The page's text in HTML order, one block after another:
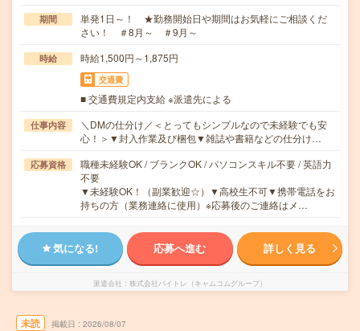
期間
単発1日～！ ★勤務開始日や期間はお気軽にご相談くだ
さい！ ＃8月～ ＃9月～
時給 時給1,500円～1,875円
交通費
■ 交通費規定内支給 ※派遣先による
仕事内容
＼DMの仕分け／＜とってもシンプルなので未経験でも安
心！＞▼封入作業及び梱包▼雑誌や書籍などの仕分け…
応募資格
職種未経験OK / ブランクOK / パソコンスキル不要 / 英語力
不要
▼未経験OK！（副業歓迎☆）▼高校生不可▼携帯電話をお
持ちの方（業務連絡に使用）※応募後のご連絡はメ…
気になる! 応募へ進む 詳しく見る
派遣会社 株式会社バイトレ（キャムコムグループ）
未読 掲載日 2026/08/07